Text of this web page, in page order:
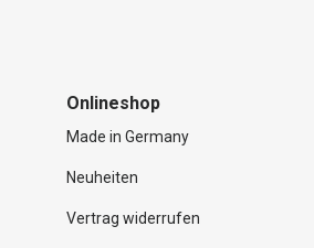
Onlineshop
Made in Germany
Neuheiten
Vertrag widerrufen